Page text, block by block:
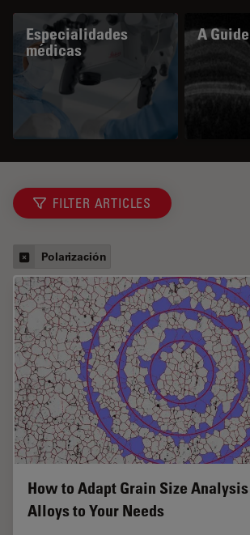
Especialidades
médicas
A
FILTER ARTICLES
Polarización
How to Adapt Grain Size
Alloys to Your Needs